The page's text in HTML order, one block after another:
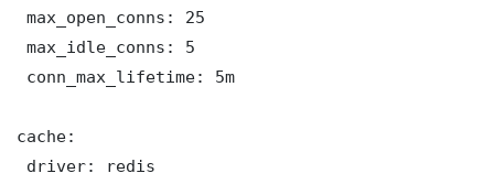
max_open_conns: 25
max_idle_conns: 5
conn_max_lifetime: 5m
cache:
driver: redis